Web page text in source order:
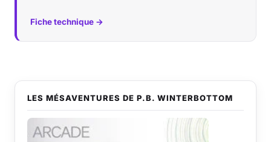
Fiche technique →
LES MÉSAVENTURES DE P.B. WINTERBOTTOM